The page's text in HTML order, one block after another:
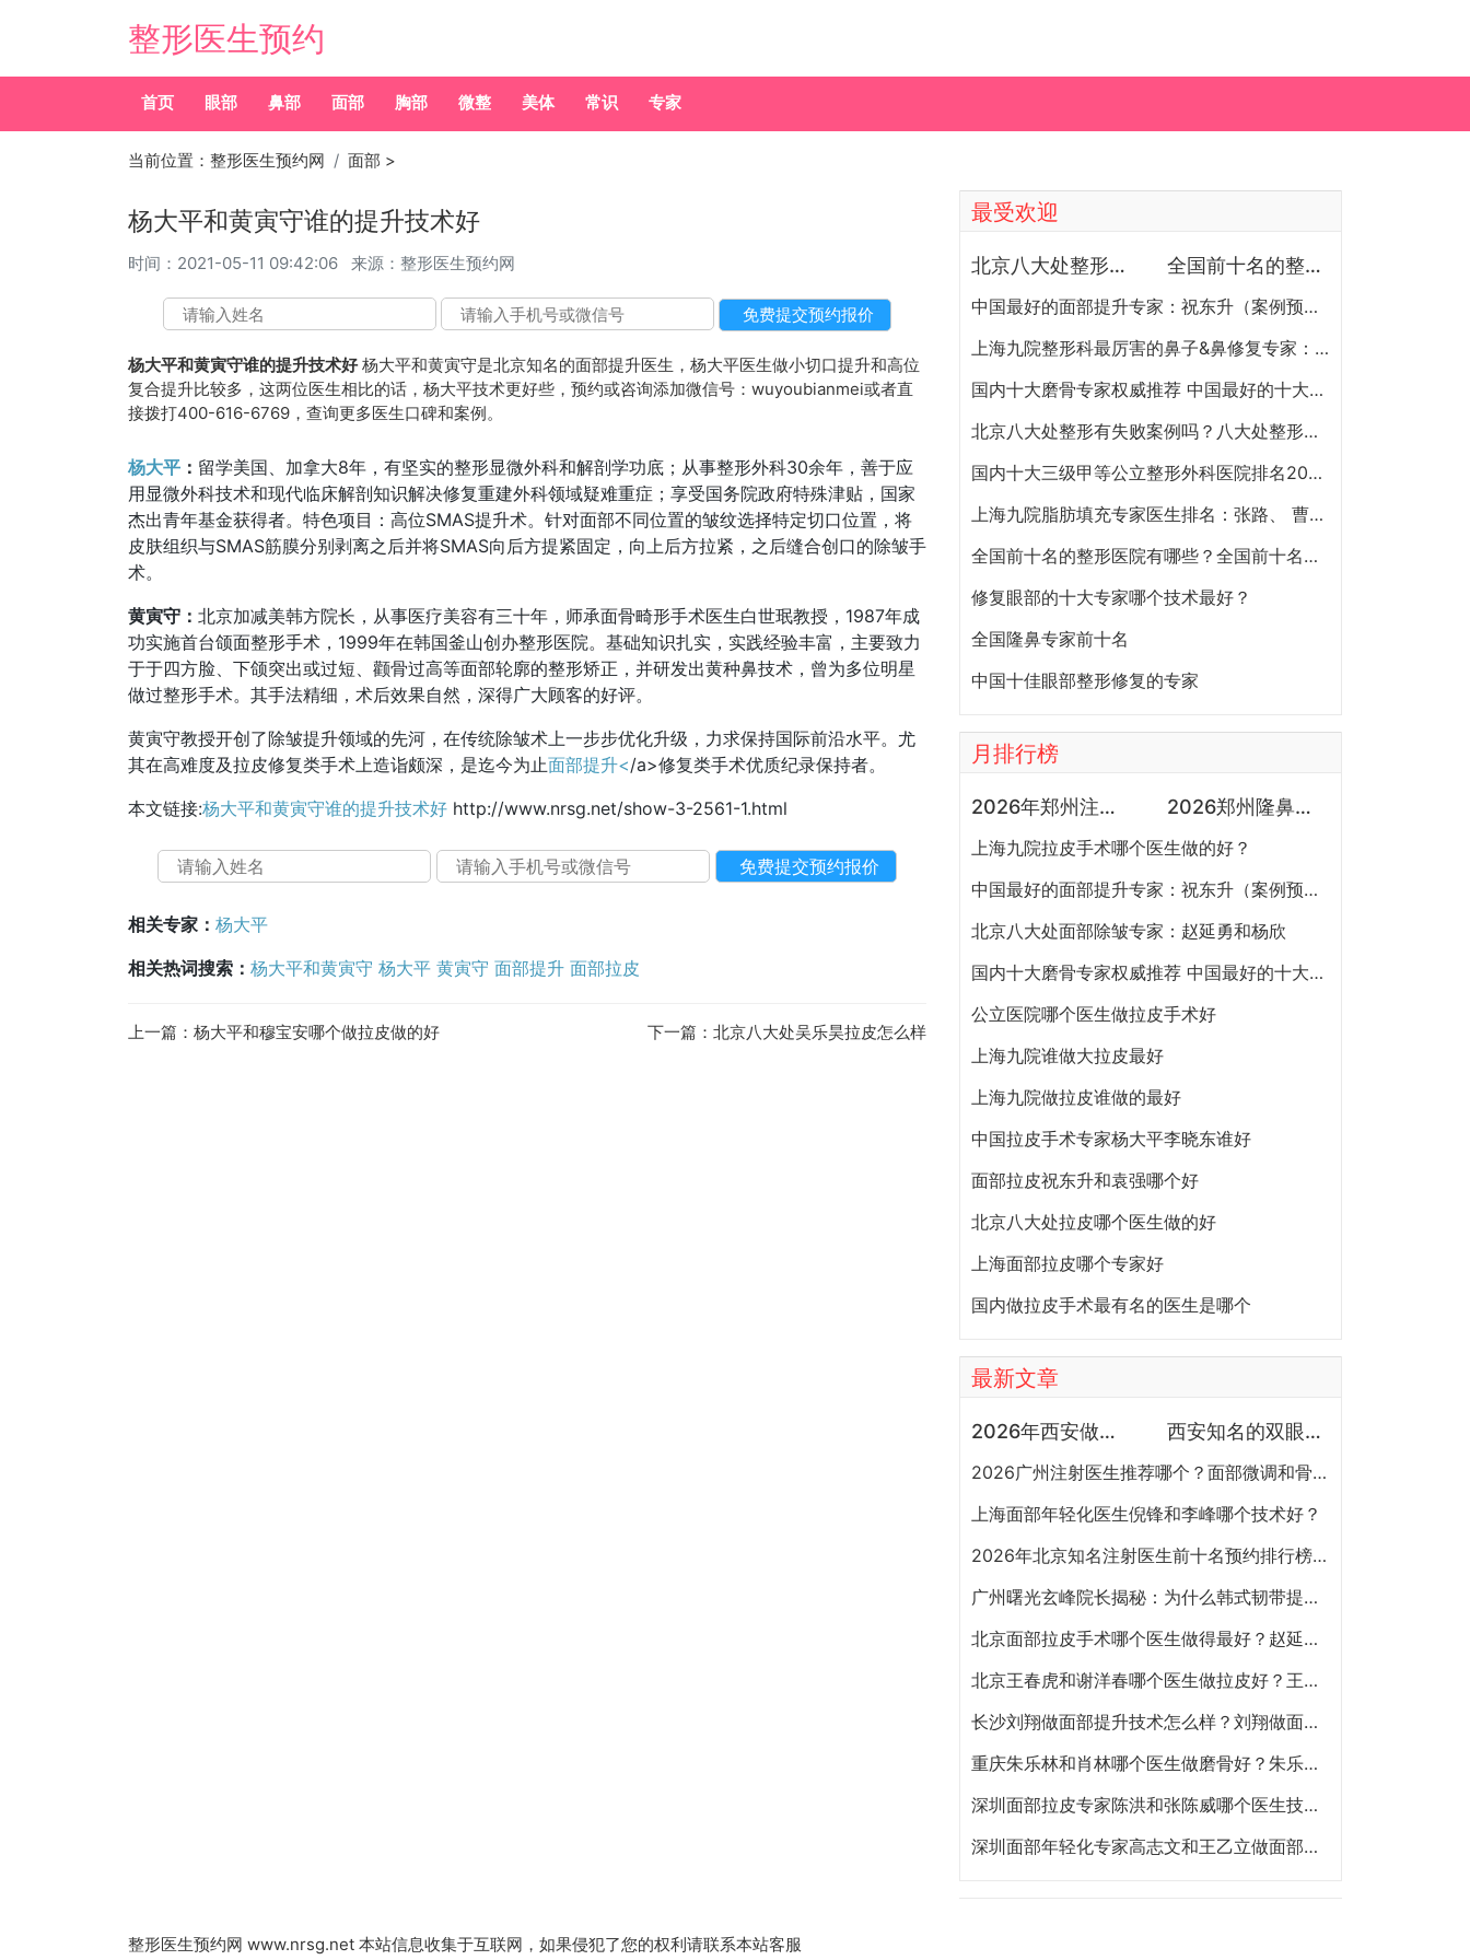
整形医生预约
首页 眼部 鼻部 面部 胸部 微整 美体 常识 专家
当前位置： 整形医生预约网 面部 >
杨大平和黄寅守谁的提升技术好
时间： 2021-05-11 09:42:06 来源：整形医生预约网
杨大平和黄寅守谁的提升技术好杨大平和黄寅守是北京知名的面部提升医生，杨大平医生做小切口提升和高位
复合提升比较多，这两位医生相比的话，杨大平技术更好些，预约或咨询添加微信号：wuyoubianmei或者直
接拨打400-616-6769，查询更多医生口碑和案例。
杨大平 ： 留学美国、加拿大8年，有坚实的整形显微外科和解剖学功底；从事整形外科30余年，善于应
用显微外科技术和现代临床解剖知识解决修复重建外科领域疑难重症；享受国务院政府特殊津贴，国家
杰出青年基金获得者。特色项目：高位SMAS提升术。针对面部不同位置的皱纹选择特定切口位置，将
皮肤组织与SMAS筋膜分别剥离之后并将SMAS向后方提紧固定，向上后方拉紧，之后缝合创口的除皱手
术。
黄寅守： 北京加减美韩方院长，从事医疗美容有三十年，师承面骨畸形手术医生白世珉教授，1987年成
功实施首台颌面整形手术，1999年在韩国釜山创办整形医院。基础知识扎实，实践经验丰富，主要致力
于于四方脸、下颌突出或过短、颧骨过高等面部轮廓的整形矫正，并研发出黄种鼻技术，曾为多位明星
做过整形手术。其手法精细，术后效果自然，深得广大顾客的好评。
黄寅守教授开创了除皱提升领域的先河，在传统除皱术上一步步优化升级，力求保持国际前沿水平。尤
其在高难度及拉皮修复类手术上造诣颇深，是迄今为止面部提升</a>修复类手术优质纪录保持者。
本文链接:杨大平和黄寅守谁的提升技术好 http://www.nrsg.net/show-3-2561-1.html
相关专家： 杨大平
相关热词搜索： 杨大平和黄寅守 杨大平 黄寅守 面部提升 面部拉皮
上一篇： 杨大平和穆宝安哪个做拉皮做的好 下一篇： 北京八大处吴乐昊拉皮怎么样
最受欢迎
北京八大处整形医院双眼皮做得最好的医生和价格大全 全国前十名的整形医院（私立篇）全国前十名的私立整形医院排名大全
中国最好的面部提升专家：祝东升（案例预约）五层面部提升怎么样？
上海九院整形科最厉害的鼻子&鼻修复专家：李圣利（简介、案例、预约）
国内十大磨骨专家权威推荐 中国最好的十大磨骨专家排名
北京八大处整形有失败案例吗？八大处整形失败后悔怎么办？怎么投诉？
国内十大三级甲等公立整形外科医院排名2020年
上海九院脂肪填充专家医生排名：张路、 曹卫刚、余力（简介、案例、预约）
全国前十名的整形医院有哪些？全国前十名的公立三甲整形医院排名大全
修复眼部的十大专家哪个技术最好？
全国隆鼻专家前十名
中国十佳眼部整形修复的专家
月排行榜
2026年郑州注射抗衰医生预约排行榜：徐建平、张歌、赵永华、张婉霞、王妍芝、唐喜、李娟、朱怡梦哪个好？ 2026郑州隆鼻专家有哪些？胡志成、周蔚、张海洋、王启立、张鹏、李冰谁做鼻子更好？
上海九院拉皮手术哪个医生做的好？
中国最好的面部提升专家：祝东升（案例预约）五层面部提升怎么样？
北京八大处面部除皱专家：赵延勇和杨欣
国内十大磨骨专家权威推荐 中国最好的十大磨骨专家排名
公立医院哪个医生做拉皮手术好
上海九院谁做大拉皮最好
上海九院做拉皮谁做的最好
中国拉皮手术专家杨大平李晓东谁好
面部拉皮祝东升和袁强哪个好
北京八大处拉皮哪个医生做的好
上海面部拉皮哪个专家好
国内做拉皮手术最有名的医生是哪个
最新文章
2026年西安做鼻子专家预约排行榜TOP5：曾熬、霍玉旺、房志强、蒋立、刘宝军哪个更好？ 西安知名的双眼皮医生都有谁？宋蔚、张沙沙、韩钰博、王璇、张文军谁做双眼皮更好？
2026广州注射医生推荐哪个？面部微调和骨相注射陈超越、赵江辉、张少伟、曾东、玄峰、邓咏谁好？
上海面部年轻化医生倪锋和李峰哪个技术好？
2026年北京知名注射医生前十名预约排行榜大全 擅长面部抗衰、皮贴骨、面部轮廓的注射医生哪个最好？
广州曙光玄峰院长揭秘：为什么韩式韧带提升能避免面部臃肿？
北京面部拉皮手术哪个医生做得最好？赵延勇、杜太超、王春虎、袁强谁做提升好？
北京王春虎和谢洋春哪个医生做拉皮好？王春虎和谢洋春面部提升谁技术更好？
长沙刘翔做面部提升技术怎么样？刘翔做面部提升多少钱？
重庆朱乐林和肖林哪个医生做磨骨好？朱乐林和肖林磨骨改脸型预约电话
深圳面部拉皮专家陈洪和张陈威哪个医生技术好？陈洪和张陈威面部提升谁好？
深圳面部年轻化专家高志文和王乙立做面部提升哪个技术好？高志文和王乙立预约咨询电话
整形医生预约网 www.nrsg.net 本站信息收集于互联网，如果侵犯了您的权利请联系本站客服